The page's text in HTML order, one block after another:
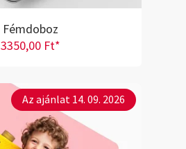
Fémdoboz
3350,00 Ft*
Az ajánlat 14. 09. 2026